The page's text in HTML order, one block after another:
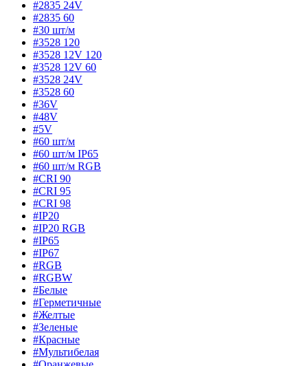
#2835 24V
#2835 60
#30 шт/м
#3528 120
#3528 12V 120
#3528 12V 60
#3528 24V
#3528 60
#36V
#48V
#5V
#60 шт/м
#60 шт/м IP65
#60 шт/м RGB
#CRI 90
#CRI 95
#CRI 98
#IP20
#IP20 RGB
#IP65
#IP67
#RGB
#RGBW
#Белые
#Герметичные
#Желтые
#Зеленые
#Красные
#Мультибелая